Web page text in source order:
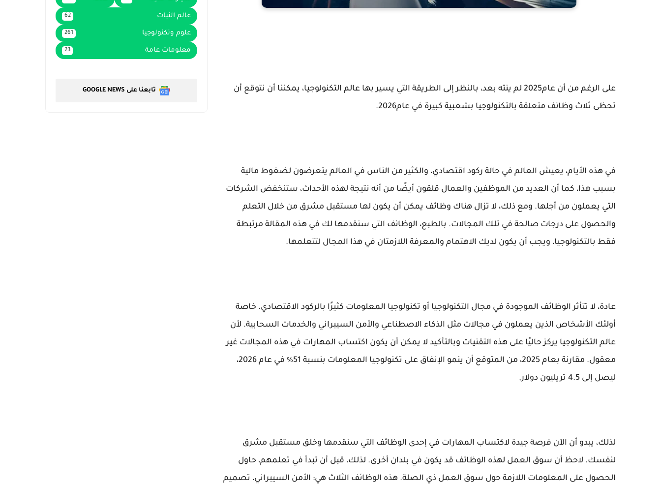
على الرغم من أن عام2025 لم ينته بعد، بالنظر إلى الطريقة التي يسير بها عالم التكنولوجيا، يمكننا أن نتوقع أن
تحظى ثلاث وظائف متعلقة بالتكنولوجيا بشعبية كبيرة في عام2026.
في هذه الأيام، يعيش العالم في حالة ركود اقتصادي، والكثير من الناس في العالم يتعرضون لضغوط مالية
بسبب هذا، كما أن العديد من الموظفين والعمال قلقون أيضًا من أنه نتيجة لهذه الأحداث، ستنخفض الشركات
التي يعملون من أجلها. ومع ذلك، لا تزال هناك وظائف يمكن أن يكون لها مستقبل مشرق من خلال التعلم
والحصول على درجات صالحة في تلك المجالات. بالطبع، الوظائف التي سنقدمها لك في هذه المقالة مرتبطة
فقط بالتكنولوجيا، ويجب أن يكون لديك الاهتمام والمعرفة اللازمتان في هذا المجال لتتعلمها.
عادة، لا تتأثر الوظائف الموجودة في مجال التكنولوجيا أو تكنولوجيا المعلومات كثيرًا بالركود الاقتصادي. خاصة
أولئك الأشخاص الذين يعملون في مجالات مثل الذكاء الاصطناعي والأمن السيبراني والخدمات السحابية. لأن
عالم التكنولوجيا يركز حاليًا على هذه التقنيات وبالتأكيد لا يمكن أن يكون اكتساب المهارات في هذه المجالات غير
معقول. مقارنة بعام 2025، من المتوقع أن ينمو الإنفاق على تكنولوجيا المعلومات بنسبة 51٪ في عام 2026،
ليصل إلى 4.5 تريليون دولار.
لذلك، يبدو أن الآن فرصة جيدة لاكتساب المهارات في إحدى الوظائف التي سنقدمها وخلق مستقبل مشرق
لنفسك. لاحظ أن سوق العمل لهذه الوظائف قد يكون في بلدان أخرى. لذلك، قبل أن تبدأ في تعلمهم، حاول
الحصول على المعلومات اللازمة حول سوق العمل ذي الصلة. هذه الوظائف الثلاث هي: الأمن السيبراني، تصميم
عالم النبات 62
علوم وتكنولوجيا 261
معلومات عامة 23
تابعنا على GOOGLE NEWS